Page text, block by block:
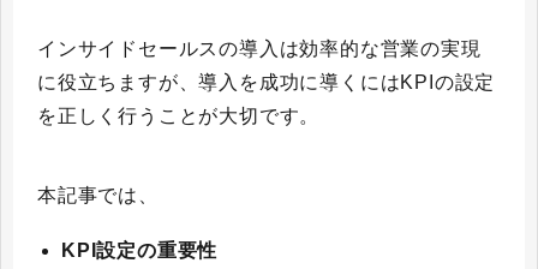
インサイドセールスの導入は効率的な営業の実現
に役立ちますが、導入を成功に導くにはKPIの設定
を正しく行うことが大切です。
本記事では、
KPI設定の重要性